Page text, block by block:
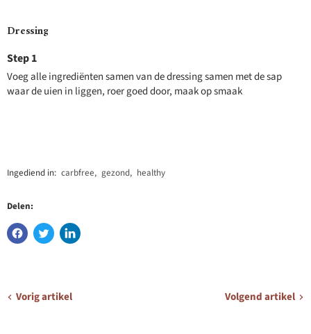
Dressing
Voeg alle ingrediënten samen van de dressing samen met de sap
waar de uien in liggen, roer goed door, maak op smaak
Ingediend in: carbfree, gezond, healthy
Delen:
Vorig artikel Volgend artikel